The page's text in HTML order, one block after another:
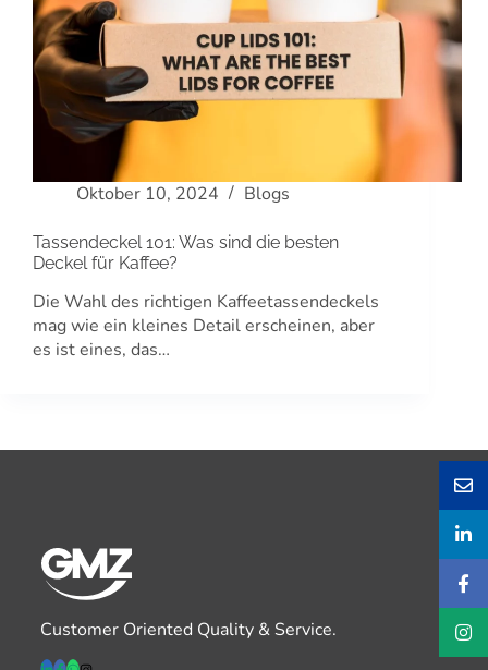
Oktober 10, 2024 Blogs
Tassendeckel 101: Was sind die besten
Deckel für Kaffee?
Die Wahl des richtigen Kaffeetassendeckels
mag wie ein kleines Detail erscheinen, aber
es ist eines, das…
Customer Oriented Quality & Service.